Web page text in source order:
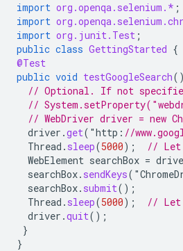
import org.openqa.selenium.* ;
import
import org.junit.Test ;
public class GettingStarted {
@Test
public void testGoogleSearch()
// Optional. If not
//
// WebDriver driver = new
driver .get( "http : //
Thread . sleep(5000);
// Let
WebElement searchBox =
searchBox. sendKeys( "
searchBox. submit();
Thread . sleep(5000);
// Let
driver .quit();
}
}